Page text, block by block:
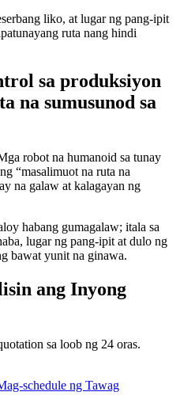
liko, at lugar ng pang-ipit
ruta nang hindi
sa produksiyon
na sumusunod sa
robot na humanoid sa tunay
“masalimuot na ruta na
na galaw at kalagayan ng
habang gumagalaw; itala sa
lugar ng pang-ipit at dulo ng
bawat yunit na ginawa.
ang Inyong
sa loob ng 24 oras.
schedule ng Tawag